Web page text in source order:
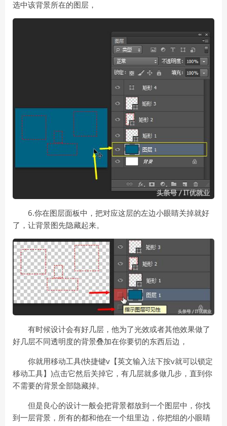
选中该背景所在的图层，
6.你在图层面板中，把对应这层的左边小眼睛关掉就好
了，让背景图先隐藏起来。
有时候设计会有好几层，他为了光效或者其他效果做了
好几层不同透明度的背景叠加在你要切的东西后边，
你就用移动工具(快捷键v【英文输入法下按v就可以锁定
移动工具】)点击它然后关掉它，有几层就多做几步，直到你
不需要的背景全部隐藏掉。
但是良心的设计一般会把背景都放到一个图层中，你找
到一层背景，所有的都和他在一个组里边，你把组的小眼睛